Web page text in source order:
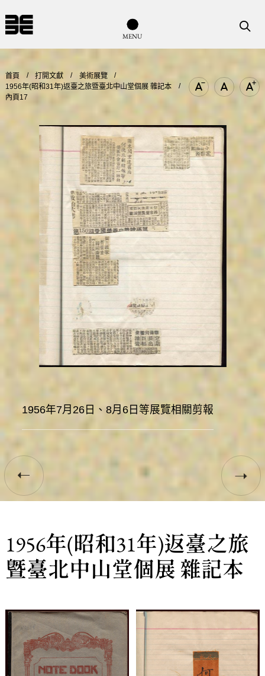
導覽列按鈕
MENU
搜尋
首頁 打開文獻
美術展覽
1956年(昭和31年)返臺之旅暨臺北中山堂個展 雜記本
內頁17
文字尺寸縮小
文字尺寸
文
圖台操作說明(點擊打開燈箱)
1956年7月26日、8月6日等展覽相關剪報
1956年(昭和31年)返臺之旅
暨臺北中山堂個展 雜記本